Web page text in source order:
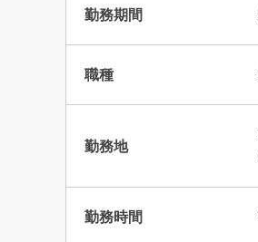
勤務期間
職種
勤務地
勤務時間